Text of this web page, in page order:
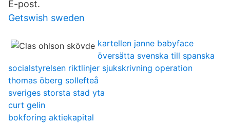
E-post.
Getswish sweden
kartellen janne babyface
översätta svenska till spanska
socialstyrelsen riktlinjer sjukskrivning operation
thomas öberg sollefteå
sveriges storsta stad yta
curt gelin
bokforing aktiekapital